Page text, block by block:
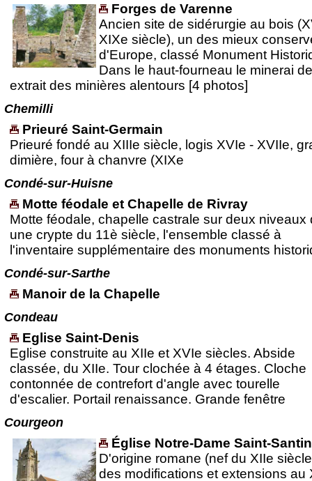
Forges de Varenne
Ancien site de sidérurgie au bois
XIXe siècle), un des mieux
d'Europe, classé Monument
Dans le haut-fourneau le minerai
extrait des minières alentours [4 photos]
Chemilli
Prieuré Saint-Germain
Prieuré fondé au XIIIe siècle, logis XVIe - XVIIe,
dimière, four à chanvre (XIXe
Condé-sur-Huisne
Motte féodale et Chapelle de Rivray
Motte féodale, chapelle castrale sur deux niveaux
une crypte du 11è siècle, l'ensemble classé à
l'inventaire supplémentaire des monuments
Condé-sur-Sarthe
Manoir de la Chapelle
Condeau
Eglise Saint-Denis
Eglise construite au XIIe et XVIe siècles. Abside
classée, du XIIe. Tour clochée à 4 étages. Cloche
contonnée de contrefort d'angle avec tourelle
d'escalier. Portail renaissance. Grande fenêtre
Courgeon
Église Notre-Dame Saint-Santin
D'origine romane (nef du XIIe
des modifications et extensions au